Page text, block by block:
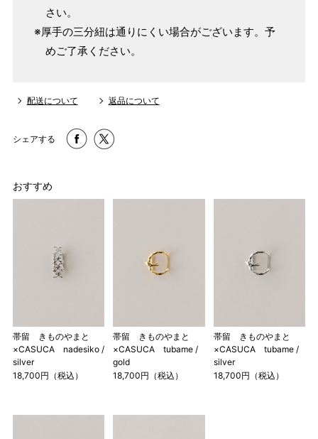
さい。
※厚手の三分紐は通りにくい場合がございます。予
めご了承ください。
配送について 返品について
シェアする
おすすめ
帯留 きものやまと
×CASUCA nadesiko /
silver
18,700円（税込）
帯留 きものやまと
×CASUCA tubame /
gold
18,700円（税込）
帯留 きものやまと
×CASUCA tubame /
silver
18,700円（税込）